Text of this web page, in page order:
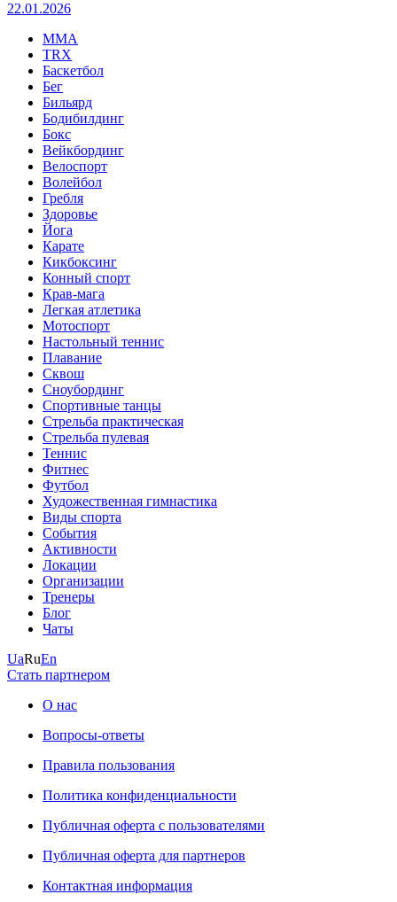
22.01.2026
MMA
TRX
Баскетбол
Бег
Бильярд
Бодибилдинг
Бокс
Вейкбординг
Велоспорт
Волейбол
Гребля
Здоровье
Йога
Карате
Кикбоксинг
Конный спорт
Крав-мага
Легкая атлетика
Мотоспорт
Настольный теннис
Плавание
Сквош
Сноубординг
Спортивные танцы
Стрельба практическая
Стрельба пулевая
Теннис
Фитнес
Футбол
Художественная гимнастика
Виды спорта
События
Активности
Локации
Организации
Тренеры
Блог
Чаты
UaRuEn
Стать партнером
О нас
Вопросы-ответы
Правила пользования
Политика конфиденциальности
Публичная оферта с пользователями
Публичная оферта для партнеров
Контактная информация